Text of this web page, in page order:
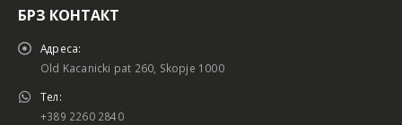
БРЗ КОНТАКТ
Адреса:
Old Kacanicki pat 260, Skopje 1000
Тел:
+389 2260 2840